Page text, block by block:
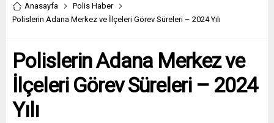
Anasayfa
Polis Haber
Polislerin Adana Merkez ve İlçeleri Görev Süreleri – 2024 Yılı
Polislerin Adana Merkez ve
İlçeleri Görev Süreleri – 2024
Yılı